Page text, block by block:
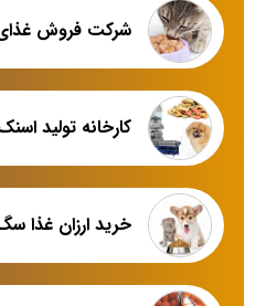
کارخانه تولید